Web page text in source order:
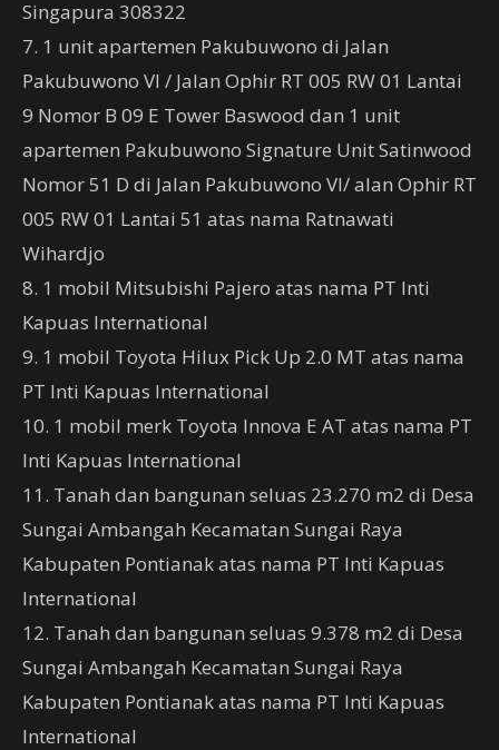
Singapura 308322
7. 1 unit apartemen Pakubuwono di Jalan
Pakubuwono VI / Jalan Ophir RT 005 RW 01 Lantai
9 Nomor B 09 E Tower Baswood dan 1 unit
apartemen Pakubuwono Signature Unit Satinwood
Nomor 51 D di Jalan Pakubuwono VI/ alan Ophir RT
005 RW 01 Lantai 51 atas nama Ratnawati
Wihardjo
8. 1 mobil Mitsubishi Pajero atas nama PT Inti
Kapuas International
9. 1 mobil Toyota Hilux Pick Up 2.0 MT atas nama
PT Inti Kapuas International
10. 1 mobil merk Toyota Innova E AT atas nama PT
Inti Kapuas International
11. Tanah dan bangunan seluas 23.270 m2 di Desa
Sungai Ambangah Kecamatan Sungai Raya
Kabupaten Pontianak atas nama PT Inti Kapuas
International
12. Tanah dan bangunan seluas 9.378 m2 di Desa
Sungai Ambangah Kecamatan Sungai Raya
Kabupaten Pontianak atas nama PT Inti Kapuas
International